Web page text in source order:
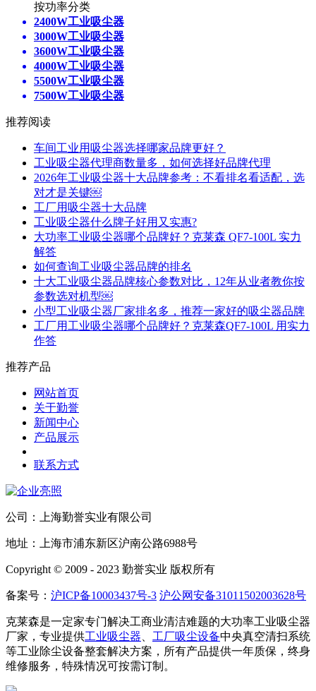
按功率分类
2400W工业吸尘器
3000W工业吸尘器
3600W工业吸尘器
4000W工业吸尘器
5500W工业吸尘器
7500W工业吸尘器
推荐阅读
车间工业用吸尘器选择哪家品牌更好？
工业吸尘器代理商数量多，如何选择好品牌代理
2026年工业吸尘器十大品牌参考：不看排名看适配，选
对才是关键￼
工厂用吸尘器十大品牌
工业吸尘器什么牌子好用又实惠?
大功率工业吸尘器哪个品牌好？克莱森 QF7-100L 实力
解答
如何查询工业吸尘器品牌的排名
十大工业吸尘器品牌核心参数对比，12年从业者教你按
参数选对机型￼
小型工业吸尘器厂家排名多，推荐一家好的吸尘器品牌
工厂用工业吸尘器哪个品牌好？克莱森QF7-100L 用实力
作答
推荐产品
网站首页
关于勤誉
新闻中心
产品展示
联系方式
公司：上海勤誉实业有限公司
地址：上海市浦东新区沪南公路6988号
Copyright © 2009 - 2023 勤誉实业 版权所有
备案号： 沪ICP备10003437号-3 沪公网安备31011502003628号
克莱森是一定家专门解决工商业清洁难题的大功率工业吸尘器
厂家，专业提供工业吸尘器 工厂吸尘设备中央真空清扫系统
等工业除尘设备整套解决方案，所有产品提供一年质保，终身
维修服务，特殊情况可按需订制。